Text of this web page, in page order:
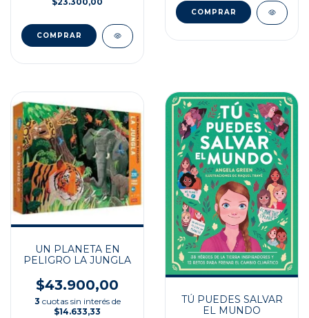
UN PLANETA EN
PELIGRO LA JUNGLA
$43.900,00
3 cuotas sin interés de
$14.633,33
TÚ PUEDES SALVAR
EL MUNDO